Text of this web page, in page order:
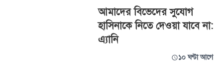
আমাদের বিভেদের সুযোগ
হাসিনাকে নিতে দেওয়া যাবে না:
এ্যানি
১০ ঘণ্টা আগে